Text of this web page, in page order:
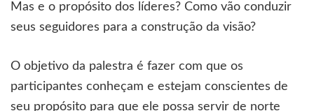
Mas e o propósito dos líderes? Como vão conduzir
seus seguidores para a construção da visão?
O objetivo da palestra é fazer com que os
participantes conheçam e estejam conscientes de
seu propósito para que ele possa servir de norte